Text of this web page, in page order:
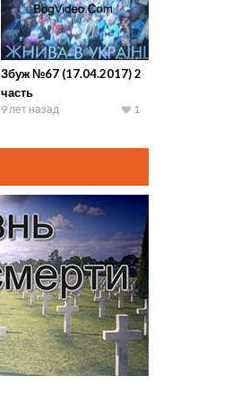
Збуж №67 (17.04.2017) 2
часть
9 лет назад 1